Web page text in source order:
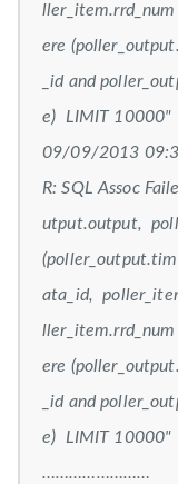
ere
_id and
e) LIMIT 10000"
09/09/2013
R: SQL Assoc
utput.output,
ata_id,
ere
_id and
e) LIMIT 10000"
……………………